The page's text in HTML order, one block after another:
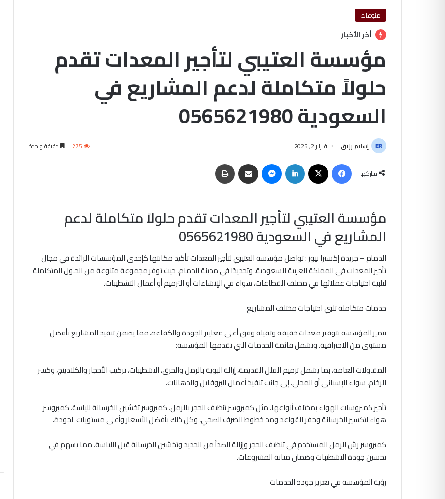
منوعات
أخر الأخبار
مؤسسة العتيبي لتأجير المعدات تقدم
حلولاً متكاملة لدعم المشاريع في
السعودية 0565621980
إسلام رزيق فبراير 2, 2025 275 دقيقة واحدة
شاركها
فيسبوك لينكدإن ماسنجر مشاركة عبر البريد
مؤسسة العتيبي لتأجير المعدات تقدم حلولاً متكاملة لدعم
المشاريع في السعودية 0565621980
الدمام – جريدة إكسترا نيوز : تواصل مؤسسة العتيبي لتأجير المعدات تأكيد مكانتها كإحدى المؤسسات الرائدة في مجال
تأجير المعدات في المملكة العربية السعودية، وتحديدًا في مدينة الدمام، حيث توفر مجموعة متنوعة من الحلول المتكاملة
لتلبية احتياجات عملائها في مختلف القطاعات، سواء في الإنشاءات أو الترميم أو أعمال التشطيبات.
خدمات متكاملة تلبي احتياجات مختلف المشاريع
تتميز المؤسسة بتوفير معدات خفيفة وثقيلة وفق أعلى معايير الجودة والكفاءة، مما يضمن تنفيذ المشاريع بأفضل
مستوى من الاحترافية. وتشمل قائمة الخدمات التي تقدمها المؤسسة:
المقاولات العامة، بما يشمل ترميم الفلل القديمة، إزالة البوية بالرمل والحرق، التشطيبات، تركيب الأحجار والكلادينج، وكسر
الرخام، سواء الإسباني أو المحلي، إلى جانب تنفيذ أعمال البروفايل والدهانات.
تأجير كمبروسات الهواء بمختلف أنواعها، مثل كمبروسر تنظيف الحجر بالرمل، كمبروسر تخشين الخرسانة للياسة، كمبروسر
هواء لتكسير الخرسانة وحفر القواعد ومد خطوط الصرف الصحي، وكل ذلك بأفضل الأسعار وأعلى مستويات الجودة.
كمبروسر رش الرمل المستخدم في تنظيف الحجر وإزالة الصدأ من الحديد وتخشين الخرسانة قبل اللياسة، مما يسهم في
تحسين جودة التشطيبات وضمان متانة المشروعات.
رؤية المؤسسة في تعزيز جودة الخدمات